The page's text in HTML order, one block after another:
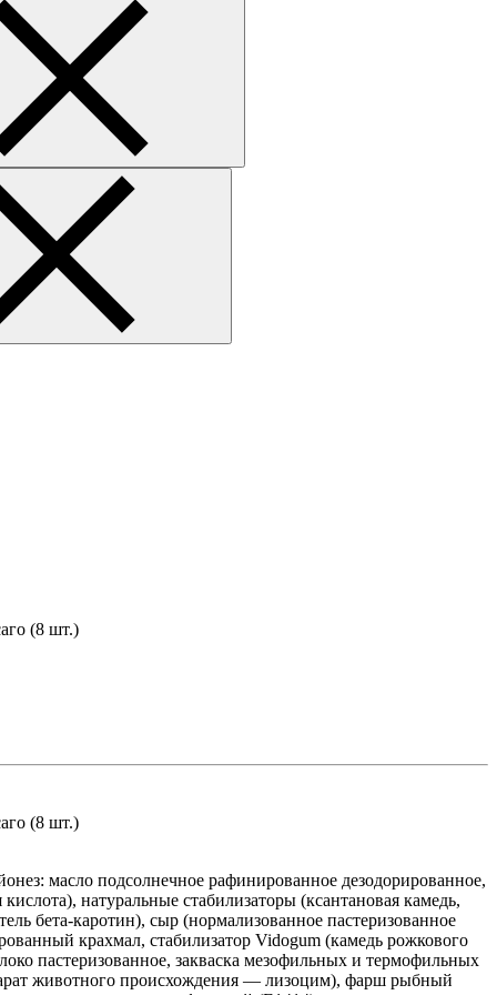
(8 шт.)
(8 шт.)
масло подсолнечное рафинированное дезодорированное,
натуральные стабилизаторы (ксантановая камедь,
бета‑каротин), сыр (нормализованное пастеризованное
крахмал, стабилизатор Vidogum (камедь рожкового
пастеризованное, закваска мезофильных и термофильных
животного происхождения — лизоцим), фарш рыбный